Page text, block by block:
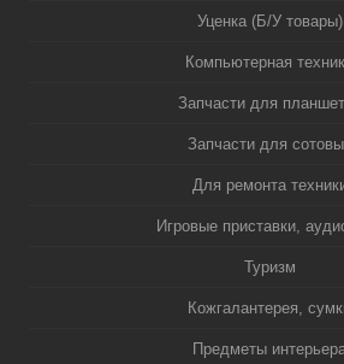
Уценка (Б/У товары)
Компьютерная
Запчасти для
Запчасти для
Для ремонта
Игровые приставки,
Туризм
Кожгалантерея,
Предметы